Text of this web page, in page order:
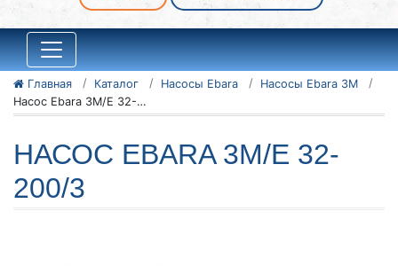
Главная Каталог Насосы Ebara
Насосы Ebara 3M
Насос Ebara 3M/E 32-200/3
НАСОС EBARA 3M/E 32-
200/3